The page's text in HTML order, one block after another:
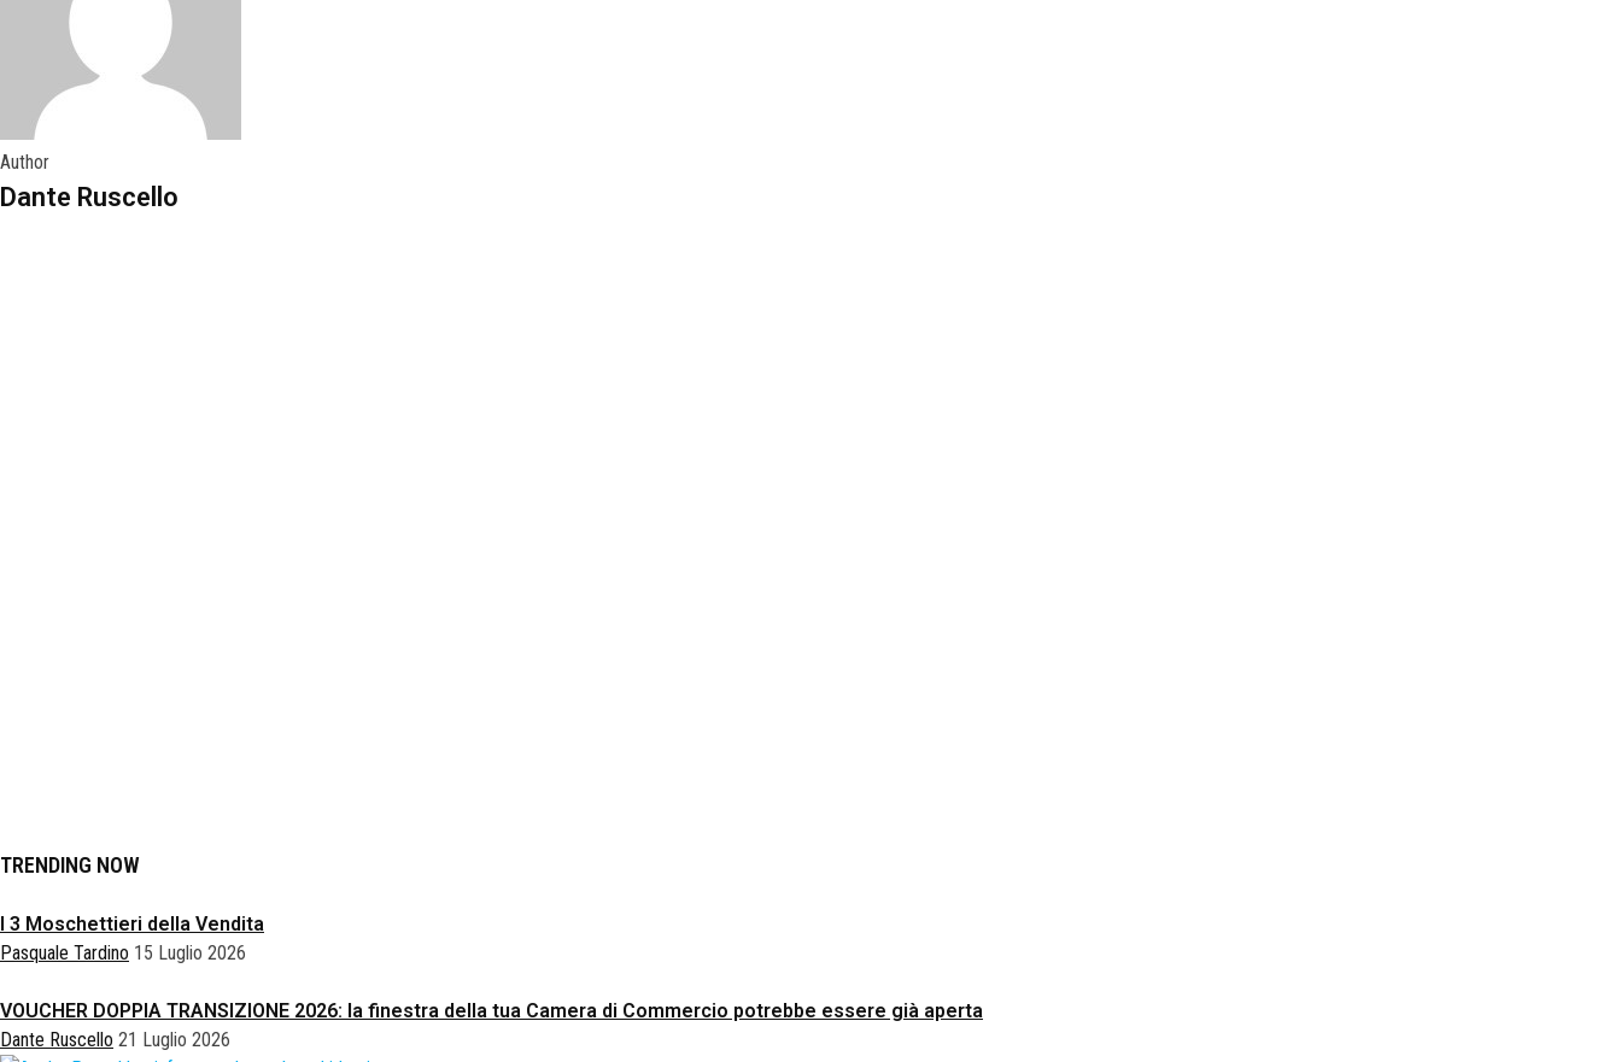
Author
Dante Ruscello
TRENDING NOW
I 3 Moschettieri della Vendita
Pasquale Tardino 15 Luglio 2026
VOUCHER DOPPIA TRANSIZIONE 2026: la finestra della tua Camera di Commercio potrebbe essere già aperta
Dante Ruscello 21 Luglio 2026